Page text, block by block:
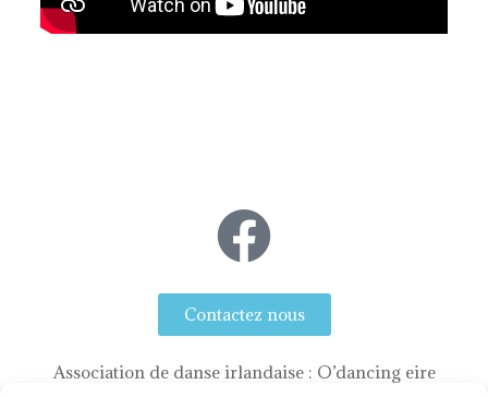
Contactez nous
Association de danse irlandaise : O’dancing eire